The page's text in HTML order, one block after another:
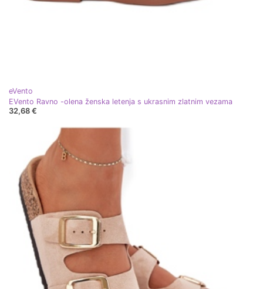
eVento
EVento Ravno -olena ženska letenja s ukrasnim zlatnim vezama
32,68 €